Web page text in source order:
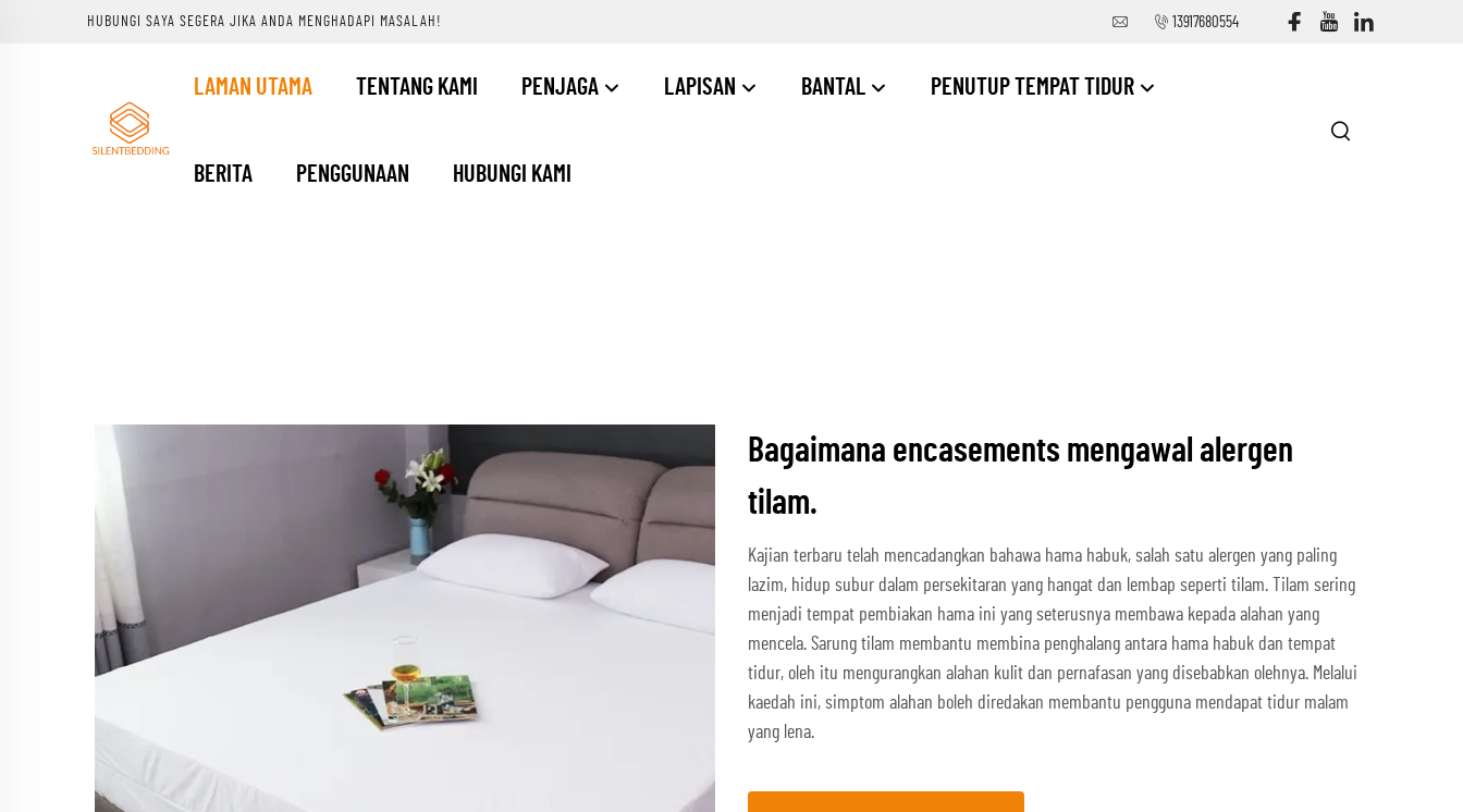
HUBUNGI SAYA SEGERA JIKA ANDA MENGHADAPI MASALAH! 13917680554
LAMAN UTAMA TENTANG KAMI PENJAGA LAPISAN BANTAL PENUTUP TEMPAT TIDUR
BERITA PENGGUNAAN HUBUNGI KAMI
Bagaimana encasements mengawal alergen
tilam.
Kajian terbaru telah mencadangkan bahawa hama habuk, salah satu alergen yang paling
lazim, hidup subur dalam persekitaran yang hangat dan lembap seperti tilam. Tilam sering
menjadi tempat pembiakan hama ini yang seterusnya membawa kepada alahan yang
mencela. Sarung tilam membantu membina penghalang antara hama habuk dan tempat
tidur, oleh itu mengurangkan alahan kulit dan pernafasan yang disebabkan olehnya. Melalui
kaedah ini, simptom alahan boleh diredakan membantu pengguna mendapat tidur malam
yang lena.